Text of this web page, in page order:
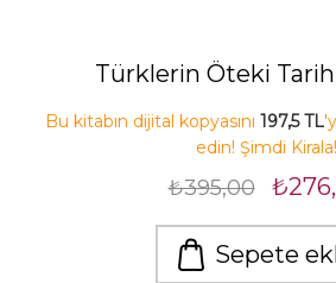
Türklerin Öteki
Bu kitabın dijital kopyasını 197,5 TL
edin! Şimdi Kirala!
₺395,00
Sepete